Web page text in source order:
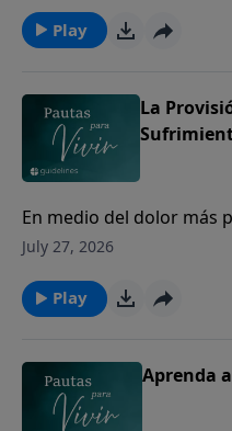
Play
La
En medio del dolor más
los corazones
July 27, 2026
Play
Aprenda